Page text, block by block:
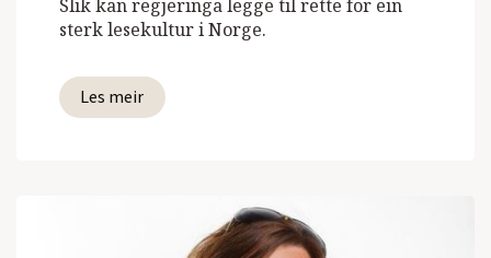
Slik kan regjeringa legge til rette for ein
sterk lesekultur i Norge.
Les meir